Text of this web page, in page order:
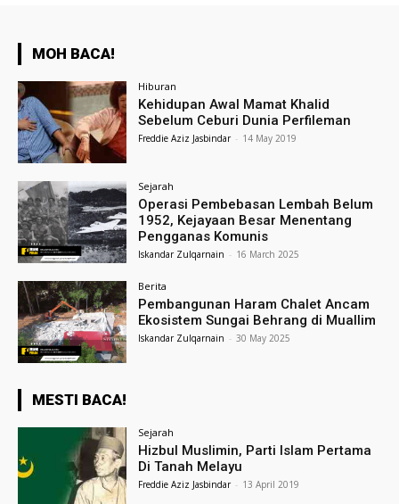
MOH BACA!
Hiburan
Kehidupan Awal Mamat Khalid
Sebelum Ceburi Dunia Perfileman
Freddie Aziz Jasbindar - 14 May 2019
Sejarah
Operasi Pembebasan Lembah Belum
1952, Kejayaan Besar Menentang
Pengganas Komunis
Iskandar Zulqarnain - 16 March 2025
Berita
Pembangunan Haram Chalet Ancam
Ekosistem Sungai Behrang di Muallim
Iskandar Zulqarnain - 30 May 2025
MESTI BACA!
Sejarah
Hizbul Muslimin, Parti Islam Pertama
Di Tanah Melayu
Freddie Aziz Jasbindar - 13 April 2019